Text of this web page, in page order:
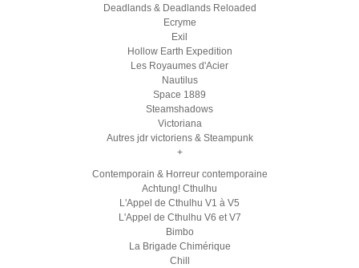
Deadlands & Deadlands Reloaded
Ecryme
Exil
Hollow Earth Expedition
Les Royaumes d'Acier
Nautilus
Space 1889
Steamshadows
Victoriana
Autres jdr victoriens & Steampunk
+
Contemporain & Horreur contemporaine
Achtung! Cthulhu
L'Appel de Cthulhu V1 à V5
L'Appel de Cthulhu V6 et V7
Bimbo
La Brigade Chimérique
Chill